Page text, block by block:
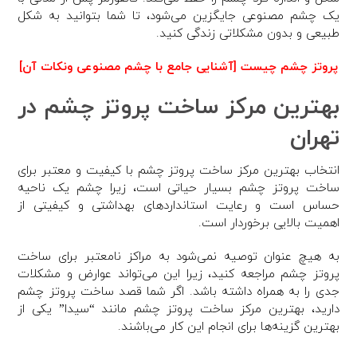
یک چشم مصنوعی جایگزین می‌شود، تا شما بتوانید به شکل
طبیعی و بدون مشکلاتی زندگی کنید.
پروتز چشم چیست [آشنایی جامع با چشم مصنوعی ونکات آن]
بهترین مرکز ساخت پروتز چشم در
تهران
انتخاب بهترین مرکز ساخت پروتز چشم با کیفیت و معتبر برای
ساخت پروتز چشم بسیار حیاتی است، زیرا چشم یک ناحیه
حساس است و رعایت استانداردهای بهداشتی و کیفیتی از
اهمیت بالایی برخوردار است.
به هیچ عنوان توصیه نمی‌شود به مراکز نامعتبر برای ساخت
پروتز چشم مراجعه کنید، زیرا این می‌تواند عوارض و مشکلات
جدی را به همراه داشته باشد. اگر شما قصد ساخت پروتز چشم
دارید، بهترین مرکز ساخت پروتز چشم مانند “سیدا” یکی از
بهترین گزینه‌ها برای انجام این کار می‌باشند.